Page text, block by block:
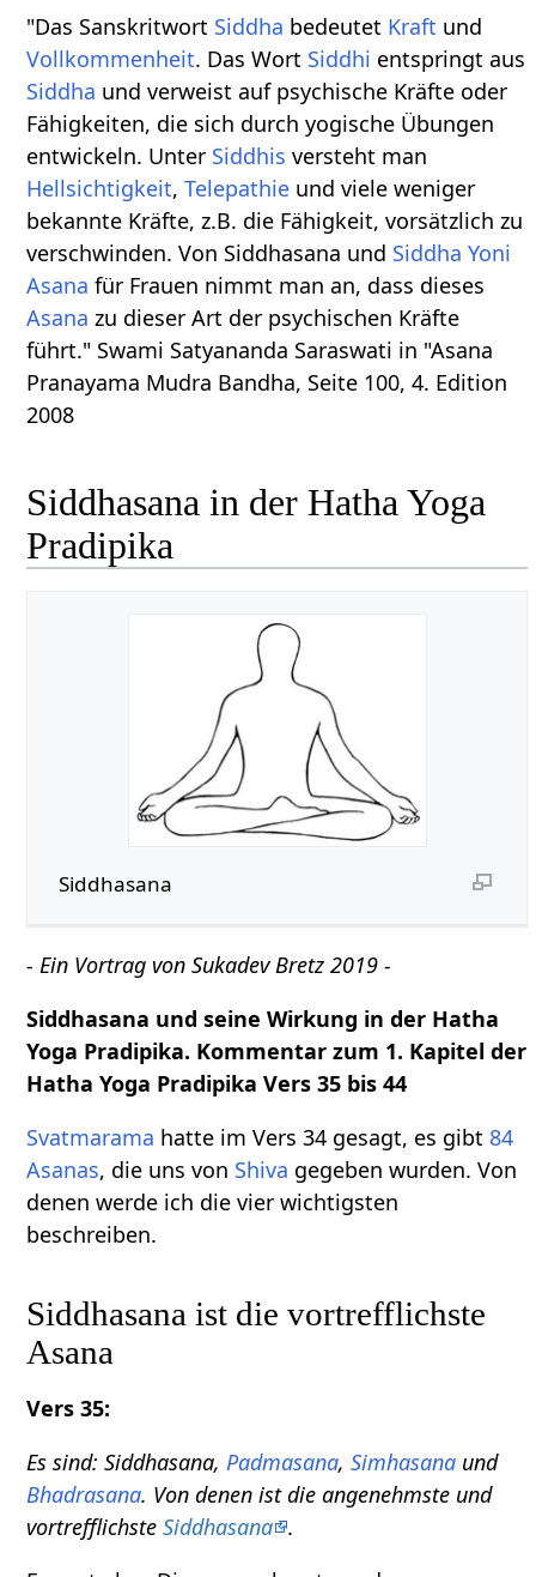
"Das Sanskritwort Siddha bedeutet Kraft und
Vollkommenheit. Das Wort Siddhi entspringt aus
Siddha und verweist auf psychische Kräfte oder
Fähigkeiten, die sich durch yogische Übungen
entwickeln. Unter Siddhis versteht man
Hellsichtigkeit,Telepathie und viele weniger
bekannte Kräfte, z.B. die Fähigkeit, vorsätzlich zu
verschwinden. Von Siddhasana und Siddha Yoni
Asana für Frauen nimmt man an, dass dieses
Asana zu dieser Art der psychischen Kräfte
führt." Swami Satyananda Saraswati in "Asana
Pranayama Mudra Bandha, Seite 100, 4. Edition
2008
Siddhasana in der Hatha Yoga
Pradipika
Siddhasana
- Ein Vortrag von Sukadev Bretz 2019 -
Siddhasana und seine Wirkung in der Hatha
Yoga Pradipika. Kommentar zum 1. Kapitel der
Hatha Yoga Pradipika Vers 35 bis 44
Svatmarama hatte im Vers 34 gesagt, es gibt 84
Asanas, die uns von Shiva gegeben wurden. Von
denen werde ich die vier wichtigsten
beschreiben.
Siddhasana ist die vortrefflichste
Asana
Vers 35:
Es sind: Siddhasana, Padmasana,Simhasana und
Bhadrasana. Von denen ist die angenehmste und
vortrefflichsteSiddhasana .